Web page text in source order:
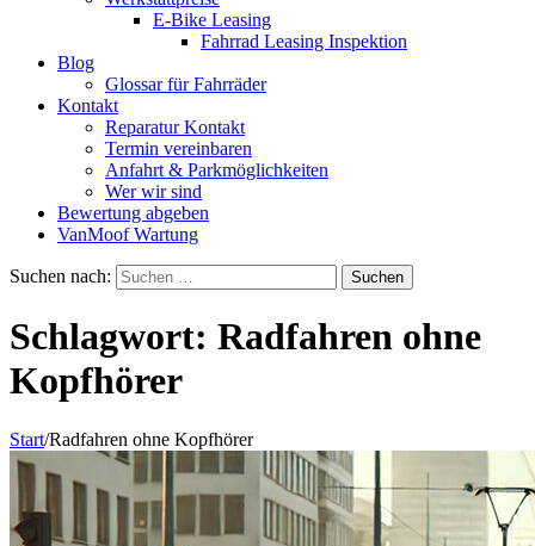
E-Bike Leasing
Fahrrad Leasing Inspektion
Blog
Glossar für Fahrräder
Kontakt
Reparatur Kontakt
Termin vereinbaren
Anfahrt & Parkmöglichkeiten
Wer wir sind
Bewertung abgeben
VanMoof Wartung
Suchen nach:
Schlagwort: Radfahren ohne
Kopfhörer
Start/Radfahren ohne Kopfhörer